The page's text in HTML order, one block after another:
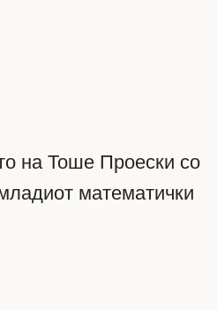
на Тоше Проески со
математички